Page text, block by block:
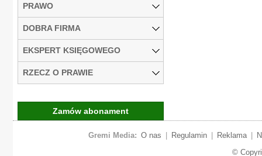
PRAWO
DOBRA FIRMA
EKSPERT KSIĘGOWEGO
RZECZ O PRAWIE
Zamów abonament
Gremi Media: O nas Regulamin Reklama
©